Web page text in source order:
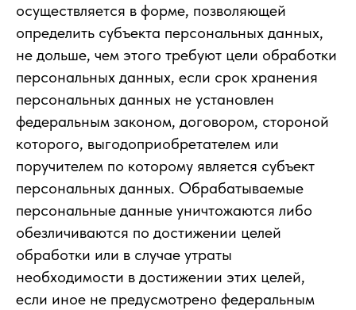
осуществляется в форме, позволяющей
определить субъекта персональных данных,
не дольше, чем этого требуют цели обработки
персональных данных, если срок хранения
персональных данных не установлен
федеральным законом, договором, стороной
которого, выгодоприобретателем или
поручителем по которому является субъект
персональных данных. Обрабатываемые
персональные данные уничтожаются либо
обезличиваются по достижении целей
обработки или в случае утраты
необходимости в достижении этих целей,
если иное не предусмотрено федеральным